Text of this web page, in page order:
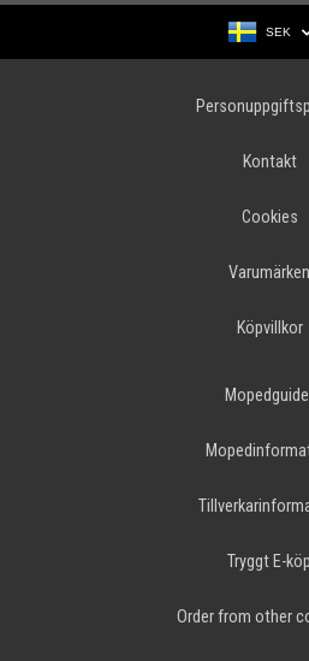
SEK
Kontakt
Cookies
Varumärken
Köpvillkor
Tryggt E-köp
Order from other